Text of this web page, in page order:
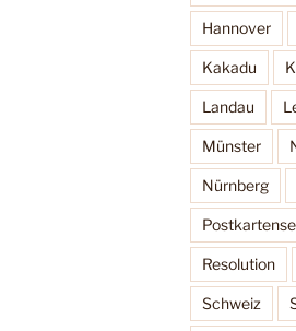
Hannover
Kakadu
Landau
Münster
Nürnberg
Resolution
Schweiz